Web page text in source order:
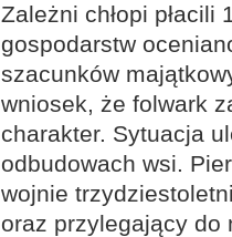
Zależni chłopi
gospodarstw
szacunków
wniosek, że folwark
charakter. Sytuacja
odbudowach wsi.
wojnie
oraz przylegający do